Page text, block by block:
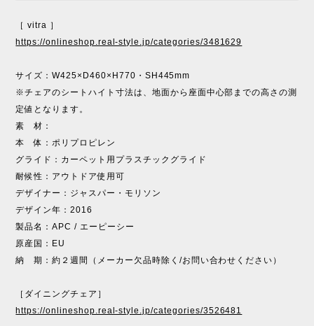
［ vitra ］
https://onlineshop.real-style.jp/categories/3481629
サイズ：W425×D460×H770・SH445mm
※チェアのシートハイト寸法は、地面から座面中心部までの高さの測
定値となります。
素 材：
本 体：ポリプロピレン
グライド：カーペット用プラスチックグライド
耐候性：アウトドア使用可
デザイナー：ジャスパー・モリソン
デザイン年：2016
製品名：APC / エーピーシー
原産国：EU
納 期：約２週間（メーカー欠品時除く/お問い合わせください）
［ダイニングチェア］
https://onlineshop.real-style.jp/categories/3526481